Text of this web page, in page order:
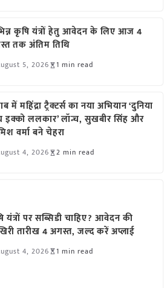
कृषि यंत्रों हेतु आवेदन के लिए आज 4
तक अंतिम तिथि
5, 2026 1 min read
में महिंद्रा ट्रैक्टर्स का नया अभियान ‘दुनिया
इक्को ललकार’ लॉन्च, सुखबीर सिंह और
वर्मा बने चेहरा
4, 2026 2 min read
यंत्रों पर सब्सिडी चाहिए? आवेदन की
तारीख 4 अगस्त, जल्द करें अप्लाई
4, 2026 1 min read